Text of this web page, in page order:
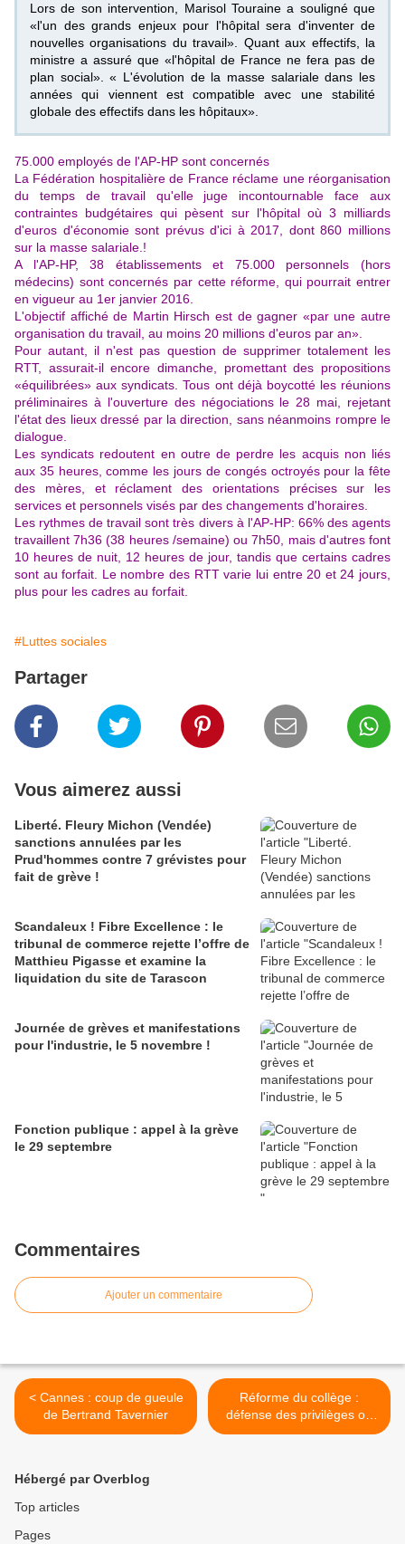
Lors de son intervention, Marisol Touraine a souligné que
«l'un des grands enjeux pour l'hôpital sera d'inventer de
nouvelles organisations du travail». Quant aux effectifs, la
ministre a assuré que «l'hôpital de France ne fera pas de
plan social». « L'évolution de la masse salariale dans les
années qui viennent est compatible avec une stabilité
globale des effectifs dans les hôpitaux».
75.000 employés de l'AP-HP sont concernés
La Fédération hospitalière de France réclame une réorganisation
du temps de travail qu'elle juge incontournable face aux
contraintes budgétaires qui pèsent sur l'hôpital où 3 milliards
d'euros d'économie sont prévus d'ici à 2017, dont 860 millions
sur la masse salariale.!
A l'AP-HP, 38 établissements et 75.000 personnels (hors
médecins) sont concernés par cette réforme, qui pourrait entrer
en vigueur au 1er janvier 2016.
L'objectif affiché de Martin Hirsch est de gagner «par une autre
organisation du travail, au moins 20 millions d'euros par an».
Pour autant, il n'est pas question de supprimer totalement les
RTT, assurait-il encore dimanche, promettant des propositions
«équilibrées» aux syndicats. Tous ont déjà boycotté les réunions
préliminaires à l'ouverture des négociations le 28 mai, rejetant
l'état des lieux dressé par la direction, sans néanmoins rompre le
dialogue.
Les syndicats redoutent en outre de perdre les acquis non liés
aux 35 heures, comme les jours de congés octroyés pour la fête
des mères, et réclament des orientations précises sur les
services et personnels visés par des changements d'horaires.
Les rythmes de travail sont très divers à l'AP-HP: 66% des agents
travaillent 7h36 (38 heures /semaine) ou 7h50, mais d'autres font
10 heures de nuit, 12 heures de jour, tandis que certains cadres
sont au forfait. Le nombre des RTT varie lui entre 20 et 24 jours,
plus pour les cadres au forfait.
#Luttes sociales
Partager
Vous aimerez aussi
Liberté. Fleury Michon (Vendée)
sanctions annulées par les
Prud'hommes contre 7 grévistes pour
fait de grève !
Scandaleux ! Fibre Excellence : le
tribunal de commerce rejette l’offre de
Matthieu Pigasse et examine la
liquidation du site de Tarascon
Journée de grèves et manifestations
pour l'industrie, le 5 novembre !
Fonction publique : appel à la grève
le 29 septembre
Commentaires
Ajouter un commentaire
< Cannes : coup de gueule
de Bertrand Tavernier
Réforme du collège :
défense des privilèges ou
partage des connaissances
Hébergé par Overblog
Top articles
Pages